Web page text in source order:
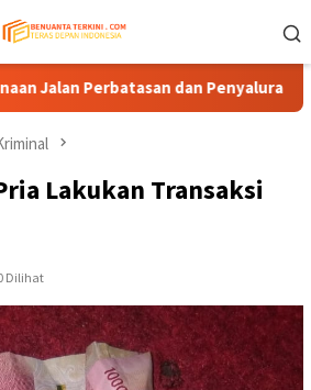
dan Penyaluran DBH
Lakukan Transaksi
Dilihat